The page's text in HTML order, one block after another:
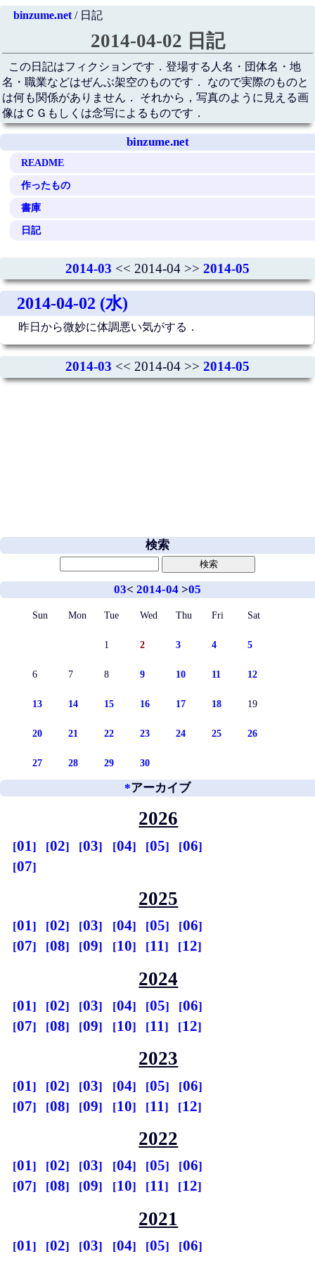
binzume.net/ 日記
2014-04-02 日記
この日記はフィクションです．登場する人名・団体名・地
名・職業などはぜんぶ架空のものです． なので実際のものと
は何も関係がありません． それから，写真のように見える画
像はＣＧもしくは念写によるものです．
binzume.net
README
作ったもの
書庫
日記
2014-03 << 2014-04 >> 2014-05
2014-04-02 (水)
昨日から微妙に体調悪い気がする．
2014-03 << 2014-04 >> 2014-05
検索
03< 2014-04 >05
Sun Mon Tue Wed Thu Fri Sat
1 2 3 4 5
6 7 8 9 10 11 12
13 14 15 16 17 18 19
20 21 22 23 24 25 26
27 28 29 30
*アーカイブ
2026
01 02 03 04 05
06
07
2025
01 02 03 04 05
06
07
08 09 10 11 12
2024
01 02 03 04 05
06
07
08 09 10 11 12
2023
01 02 03 04 05
06
07
08 09 10 11 12
2022
01 02 03 04 05
06
07
08 09 10 11 12
2021
01 02 03 04 05
06